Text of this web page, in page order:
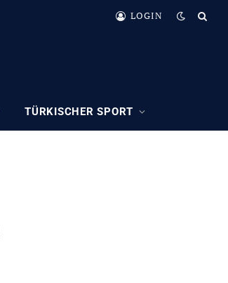
LOGIN
TÜRKISCHER SPORT